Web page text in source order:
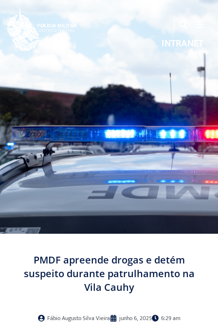
INTRANET
PMDF apreende drogas e detém
suspeito durante patrulhamento na
Vila Cauhy
Fábio Augusto Silva Vieira junho 6, 2025 6:29 am